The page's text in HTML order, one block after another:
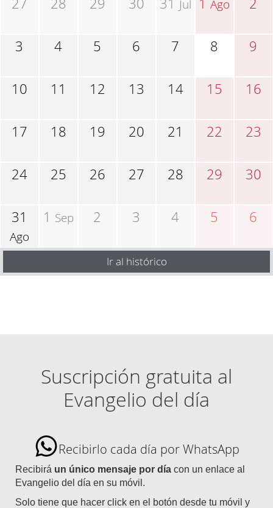
Jul Ago
3 4 5 6 7 8 9
10 11 12 13 14 15 16
17 18 19 20 21 22 23
24 25 26 27 28 29 30
31
Ago
1 Sep 2 3 4 5 6
Ir al histórico
Suscripción gratuita al
Evangelio del día
Recibirlo cada día por WhatsApp
Recibirá un único mensaje por día con un enlace al
Evangelio del día en su móvil.
Solo tiene que hacer click en el botón desde tu móvil y